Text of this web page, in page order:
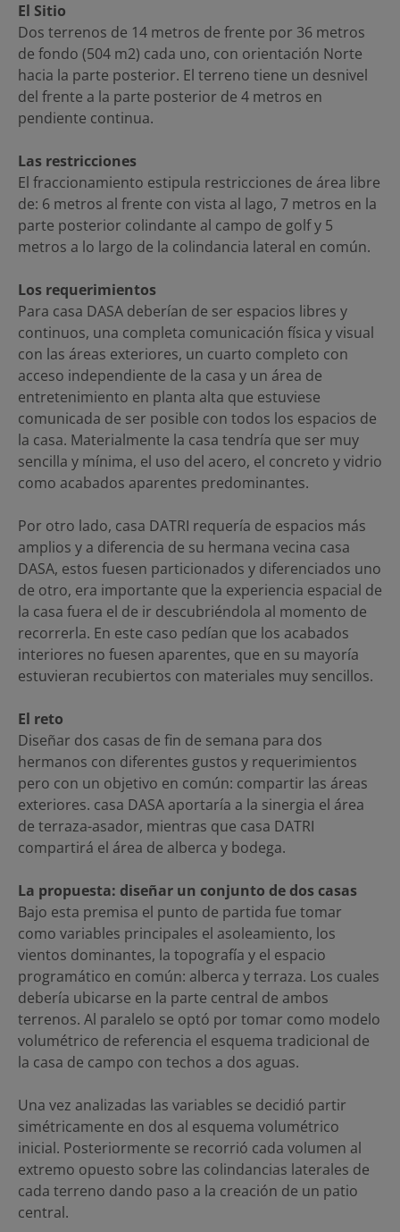
El Sitio
Dos terrenos de 14 metros de frente por 36 metros
de fondo (504 m2) cada uno, con orientación Norte
hacia la parte posterior. El terreno tiene un desnivel
del frente a la parte posterior de 4 metros en
pendiente continua.
Las restricciones
El fraccionamiento estipula restricciones de área libre
de: 6 metros al frente con vista al lago, 7 metros en la
parte posterior colindante al campo de golf y 5
metros a lo largo de la colindancia lateral en común.
Los requerimientos
Para casa DASA deberían de ser espacios libres y
continuos, una completa comunicación física y visual
con las áreas exteriores, un cuarto completo con
acceso independiente de la casa y un área de
entretenimiento en planta alta que estuviese
comunicada de ser posible con todos los espacios de
la casa. Materialmente la casa tendría que ser muy
sencilla y mínima, el uso del acero, el concreto y vidrio
como acabados aparentes predominantes.
Por otro lado, casa DATRI requería de espacios más
amplios y a diferencia de su hermana vecina casa
DASA, estos fuesen particionados y diferenciados uno
de otro, era importante que la experiencia espacial de
la casa fuera el de ir descubriéndola al momento de
recorrerla. En este caso pedían que los acabados
interiores no fuesen aparentes, que en su mayoría
estuvieran recubiertos con materiales muy sencillos.
El reto
Diseñar dos casas de fin de semana para dos
hermanos con diferentes gustos y requerimientos
pero con un objetivo en común: compartir las áreas
exteriores. casa DASA aportaría a la sinergia el área
de terraza-asador, mientras que casa DATRI
compartirá el área de alberca y bodega.
La propuesta: diseñar un conjunto de dos casas
Bajo esta premisa el punto de partida fue tomar
como variables principales el asoleamiento, los
vientos dominantes, la topografía y el espacio
programático en común: alberca y terraza. Los cuales
debería ubicarse en la parte central de ambos
terrenos. Al paralelo se optó por tomar como modelo
volumétrico de referencia el esquema tradicional de
la casa de campo con techos a dos aguas.
Una vez analizadas las variables se decidió partir
simétricamente en dos al esquema volumétrico
inicial. Posteriormente se recorrió cada volumen al
extremo opuesto sobre las colindancias laterales de
cada terreno dando paso a la creación de un patio
central.